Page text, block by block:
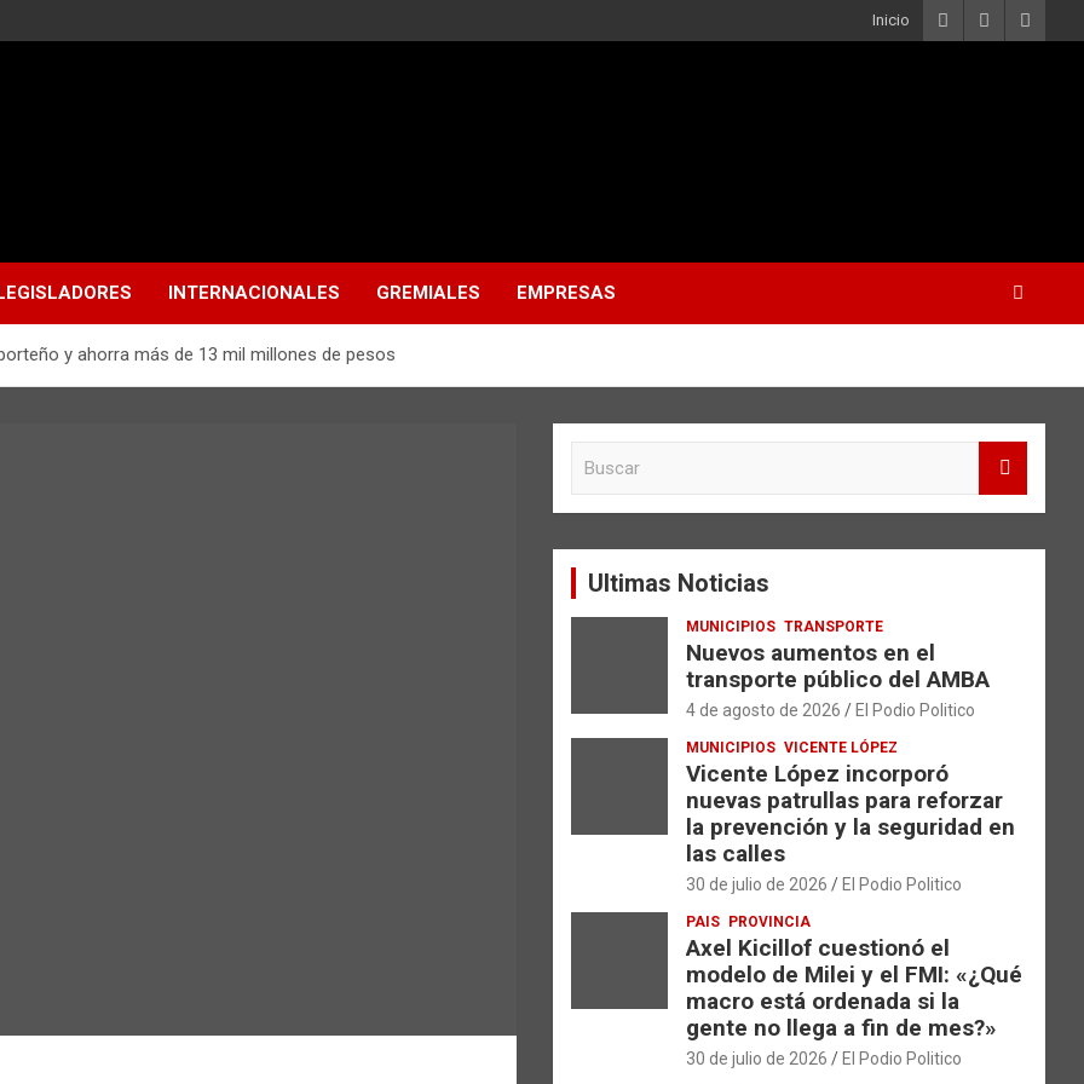
Inicio
LEGISLADORES INTERNACIONALES GREMIALES EMPRESAS
y ahorra más de 13 mil millones de pesos
a
Ultimas Noticias
MUNICIPIOS TRANSPORTE
Nuevos aumentos en el
transporte público del AMBA
4 de agosto de 2026 El Podio Politico
MUNICIPIOS VICENTE LÓPEZ
Vicente López incorporó
nuevas patrullas para reforzar
la prevención y la seguridad en
las calles
30 de julio de 2026 El Podio Politico
PAIS PROVINCIA
Axel Kicillof cuestionó el
modelo de Milei y el FMI: «¿Qué
macro está ordenada si la
gente no llega a fin de mes?»
30 de julio de 2026 El Podio Politico